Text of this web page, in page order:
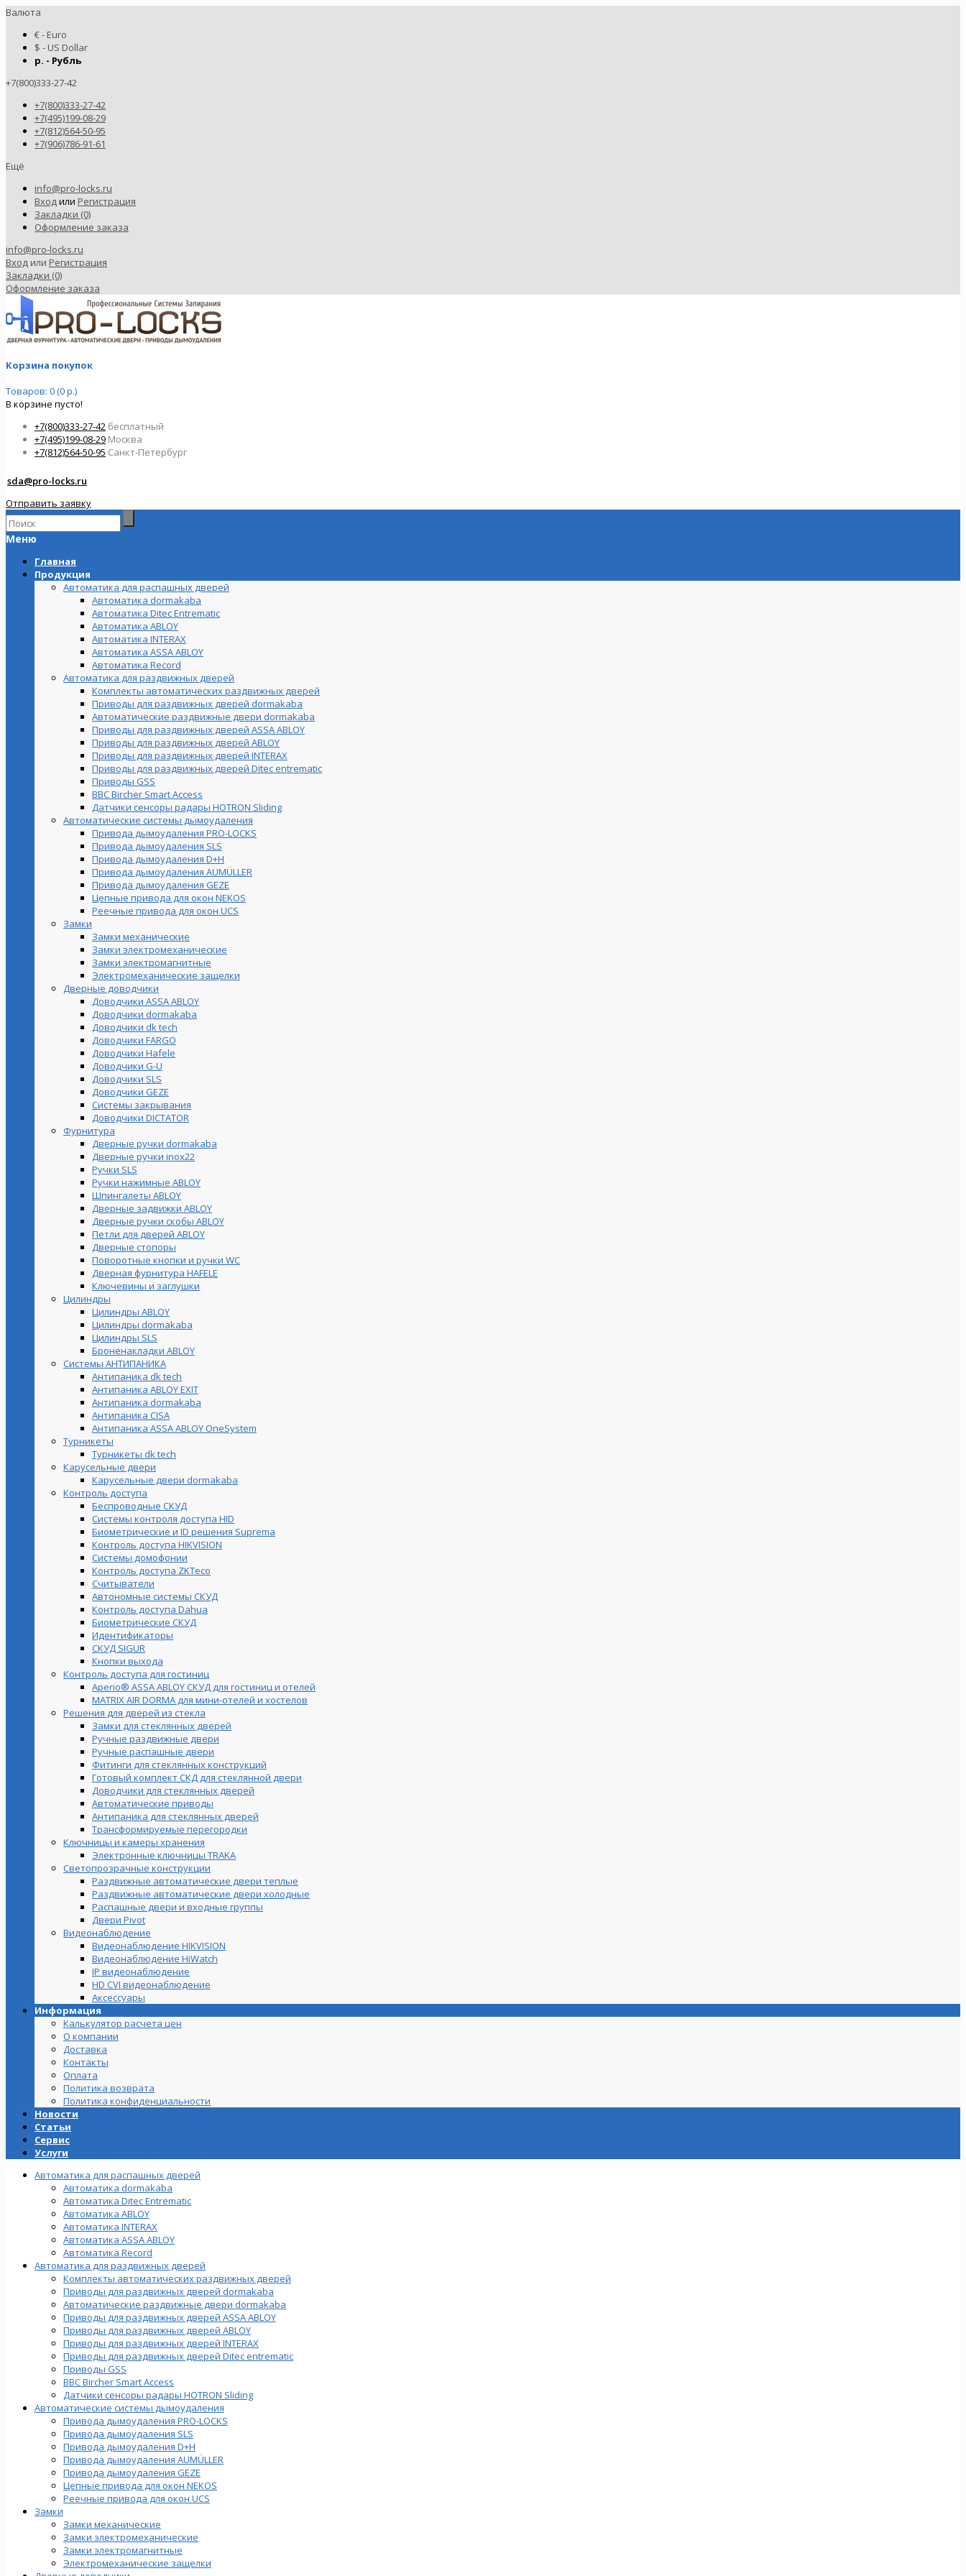
Валюта
€ - Euro
$ - US Dollar
р. - Рубль
+7(800)333-27-42
+7(800)333-27-42
+7(495)199-08-29
+7(812)564-50-95
+7(906)786-91-61
Ещё
info@pro-locks.ru
Входили Регистрация
Закладки (0)
Оформление заказа
info@pro-locks.ru
Вход или Регистрация
Закладки (0)
Оформление заказа
Корзина покупок
Товаров: 0 (0 р.)
В корзине пусто!
+7(800)333-27-42 бесплатный
+7(495)199-08-29 Москва
+7(812)564-50-95 Санкт-Петербург
sda@pro-locks.ru
Отправить заявку
Меню
Главная
Продукция
Автоматика для распашных дверей
Автоматика dormakaba
Автоматика Ditec Entrematic
Автоматика ABLOY
Автоматика INTERAX
Автоматика ASSA ABLOY
Автоматика Record
Автоматика для раздвижных дверей
Комплекты автоматических раздвижных дверей
Приводы для раздвижных дверей dormakaba
Автоматические раздвижные двери dormakaba
Приводы для раздвижных дверей ASSA ABLOY
Приводы для раздвижных дверей ABLOY
Приводы для раздвижных дверей INTERAX
Приводы для раздвижных дверей Ditec entrematic
Приводы GSS
BBC Bircher Smart Access
Датчики сенсоры радары HOTRON Sliding
Автоматические системы дымоудаления
Привода дымоудаления PRO-LOCKS
Привода дымоудаления SLS
Привода дымоудаления D+H
Привода дымоудаления AUMÜLLER
Привода дымоудаления GEZE
Цепные привода для окон NEKOS
Реечные привода для окон UСS
Замки
Замки механические
Замки электромеханические
Замки электромагнитные
Электромеханические защелки
Дверные доводчики
Доводчики ASSA ABLOY
Доводчики dormakaba
Доводчики dk tech
Доводчики FARGO
Доводчики Hafele
Доводчики G-U
Доводчики SLS
Доводчики GEZE
Cистемы закрывания
Доводчики DICTATOR
Фурнитура
Дверные ручки dormakaba
Дверные ручки inox22
Ручки SLS
Ручки нажимные ABLOY
Шпингалеты ABLOY
Дверные задвижки ABLOY
Дверные ручки скобы ABLOY
Петли для дверей ABLOY
Дверные стопоры
Поворотные кнопки и ручки WC
Дверная фурнитура HAFELE
Ключевины и заглушки
Цилиндры
Цилиндры ABLOY
Цилиндры dormakaba
Цилиндры SLS
Броненакладки ABLOY
Системы АНТИПАНИКА
Антипаника dk tech
Антипаника ABLOY EXIT
Антипаника dormakaba
Антипаника СISA
Антипаника ASSA ABLOY OneSystem
Турникеты
Турникеты dk tech
Карусельные двери
Карусельные двери dormakaba
Контроль доступа
Беспроводные СКУД
Системы контроля доступа HID
Биометрические и ID решения Suprema
Контроль доступа HIKVISION
Системы домофонии
Контроль доступа ZKTeco
Считыватели
Автономные системы СКУД
Контроль доступа Dahua
Биометрические СКУД
Идентификаторы
СКУД SIGUR
Кнопки выхода
Контроль доступа для гостиниц
Aperio® ASSA ABLOY СКУД для гостиниц и отелей
MATRIX AIR DORMA для мини-отелей и хостелов
Решения для дверей из стекла
Замки для стеклянных дверей
Ручные раздвижные двери
Ручные распашные двери
Фитинги для стеклянных конструкций
Готовый комплект СКД для стеклянной двери
Доводчики для стеклянных дверей
Автоматические приводы
Антипаника для стеклянных дверей
Трансформируемые перегородки
Ключницы и камеры хранения
Электронные ключницы TRAKA
Светопрозрачные конструкции
Раздвижные автоматические двери теплые
Раздвижные автоматические двери холодные
Распашные двери и входные группы
Двери Pivot
Видеонаблюдение
Видеонаблюдение HIKVISION
Видеонаблюдение HiWatch
IP видеонаблюдение
HD CVI видеонаблюдение
Аксессуары
Информация
Калькулятор расчета цен
О компании
Доставка
Контакты
Оплата
Политика возврата
Политика конфиденциальности
Новости
Статьи
Сервис
Услуги
Автоматика для распашных дверей
Автоматика dormakaba
Автоматика Ditec Entrematic
Автоматика ABLOY
Автоматика INTERAX
Автоматика ASSA ABLOY
Автоматика Record
Автоматика для раздвижных дверей
Комплекты автоматических раздвижных дверей
Приводы для раздвижных дверей dormakaba
Автоматические раздвижные двери dormakaba
Приводы для раздвижных дверей ASSA ABLOY
Приводы для раздвижных дверей ABLOY
Приводы для раздвижных дверей INTERAX
Приводы для раздвижных дверей Ditec entrematic
Приводы GSS
BBC Bircher Smart Access
Датчики сенсоры радары HOTRON Sliding
Автоматические системы дымоудаления
Привода дымоудаления PRO-LOCKS
Привода дымоудаления SLS
Привода дымоудаления D+H
Привода дымоудаления AUMÜLLER
Привода дымоудаления GEZE
Цепные привода для окон NEKOS
Реечные привода для окон UСS
Замки
Замки механические
Замки электромеханические
Замки электромагнитные
Электромеханические защелки